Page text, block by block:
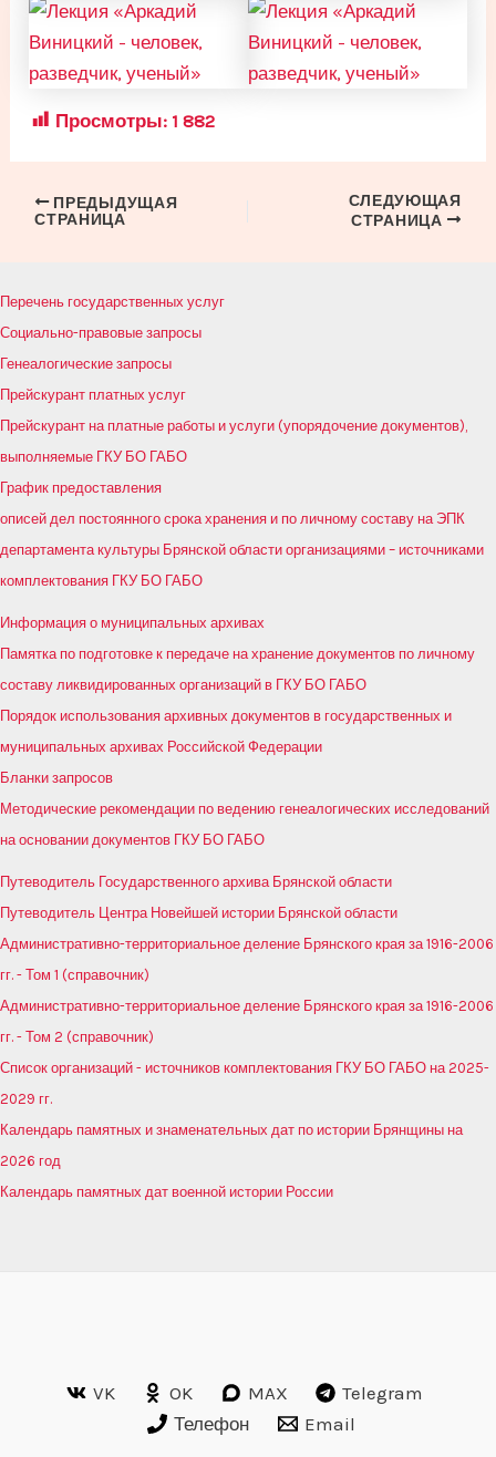
Просмотры: 1 882
Навигация
ПРЕДЫДУЩАЯ
СТРАНИЦА
СЛЕДУЮЩАЯ
СТРАНИЦА
Перечень государственных услуг
Социально-правовые запросы
Генеалогические запросы
Прейскурант платных услуг
Прейскурант на платные работы и услуги (упорядочение документов),
выполняемые ГКУ БО ГАБО
График предоставления
описей дел постоянного срока хранения и по личному составу на ЭПК
департамента культуры Брянской области организациями – источниками
комплектования ГКУ БО ГАБО
Информация о муниципальных архивах
Памятка по подготовке к передаче на хранение документов по личному
составу ликвидированных организаций в ГКУ БО ГАБО
Порядок использования архивных документов в государственных и
муниципальных архивах Российской Федерации
Бланки запросов
Методические рекомендации по ведению генеалогических исследований
на основании документов ГКУ БО ГАБО
Путеводитель Государственного архива Брянской области
Путеводитель Центра Новейшей истории Брянской области
Административно-территориальное деление Брянского края за 1916-2006
гг. - Том 1 (справочник)
Административно-территориальное деление Брянского края за 1916-2006
гг. - Том 2 (справочник)
Список организаций - источников комплектования ГКУ БО ГАБО на 2025-
2029 гг.
Календарь памятных и знаменательных дат по истории Брянщины на
2026 год
Календарь памятных дат военной истории России
VK OK MAX
Telegram
Телефон
Email